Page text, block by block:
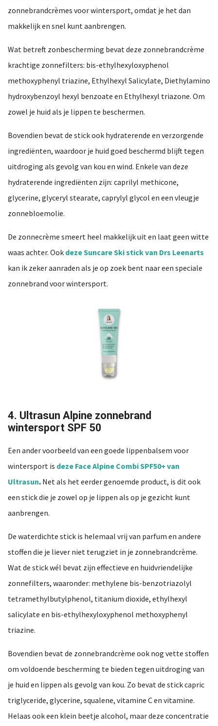
zonnebrandcrèmes voor wintersport, omdat je het dan
makkelijk en snel kunt aanbrengen.
Wat betreft zonbescherming bevat deze zonnebrandcrème
krachtige zonnefilters: bis-ethylhexyloxyphenol
methoxyphenyl triazine, Ethylhexyl Salicylate, Diethylamino
hydroxybenzoyl hexyl benzoate en Ethylhexyl triazone. Om
zowel je huid als je lippen te beschermen.
Bovendien bevat de stick ook hydraterende en verzorgende
ingrediënten, waardoor je huid goed beschermd blijft tegen
uitdroging als gevolg van kou en wind. Enkele van deze
hydraterende ingrediënten zijn: caprilyl methicone,
glycerine, glyceryl stearate, caprylyl glycol en een vleugje
zonnebloemolie.
De zonnecrème smeert heel makkelijk uit en laat geen witte
waas achter. Ook deze Suncare Ski stick van Drs Leenarts
kan ik zeker aanraden als je op zoek bent naar een speciale
zonnebrand voor wintersport.
4. Ultrasun Alpine zonnebrand
wintersport SPF 50
Een ander voorbeeld van een goede lippenbalsem voor
wintersport is deze Face Alpine Combi SPF50+ van
Ultrasun. Net als het eerder genoemde product, is dit ook
een stick die je zowel op je lippen als op je gezicht kunt
aanbrengen.
De waterdichte stick is helemaal vrij van parfum en andere
stoffen die je liever niet terugziet in je zonnebrandcrème.
Wat de stick wél bevat zijn effectieve en huidvriendelijke
zonnefilters, waaronder: methylene bis-benzotriazolyl
tetramethylbutylphenol, titanium dioxide, ethylhexyl
salicylate en bis-ethylhexyloxyphenol methoxyphenyl
triazine.
Bovendien bevat de zonnebrandcrème ook nog vette stoffen
om voldoende bescherming te bieden tegen uitdroging van
je huid en lippen als gevolg van kou. Zo bevat de stick capric
triglyceride, glycerine, squalene, vitamine C en vitamine.
Helaas ook een klein beetje alcohol, maar deze concentratie